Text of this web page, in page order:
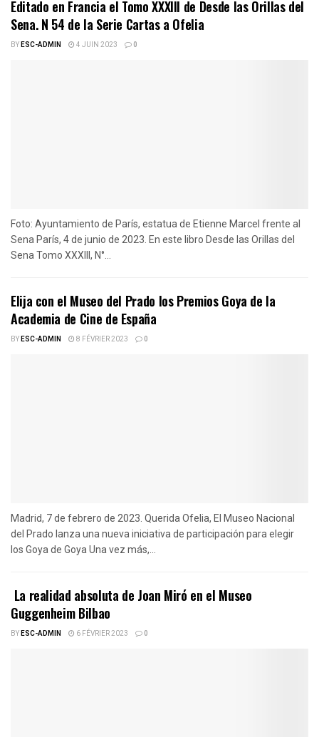
Editado en Francia el Tomo XXXIII de Desde las Orillas del
Sena. N 54 de la Serie Cartas a Ofelia
BYESC-ADMIN 4 JUIN 2023 0
Foto: Ayuntamiento de París, estatua de Etienne Marcel frente al
Sena París, 4 de junio de 2023. En este libro Desde las Orillas del
Sena Tomo XXXIII, N°...
Elija con el Museo del Prado los Premios Goya de la
Academia de Cine de España
BYESC-ADMIN 8 FÉVRIER 2023 0
Madrid, 7 de febrero de 2023. Querida Ofelia, El Museo Nacional
del Prado lanza una nueva iniciativa de participación para elegir
los Goya de Goya Una vez más,...
La realidad absoluta de Joan Miró en el Museo
Guggenheim Bilbao
BYESC-ADMIN 6 FÉVRIER 2023 0